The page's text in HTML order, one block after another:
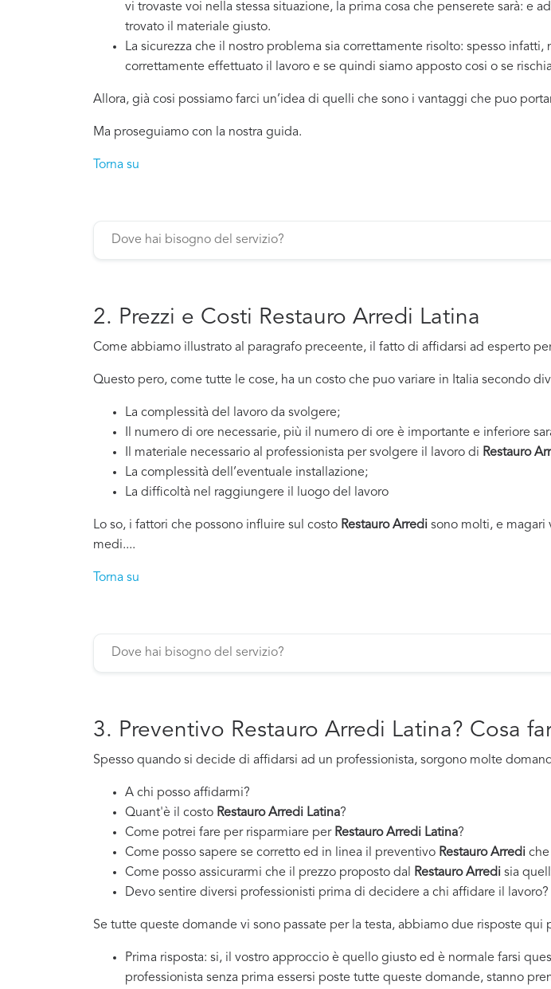
vi trovaste voi nella stessa situazione, la prima cosa che penserete sarà: e
trovato il materiale giusto.
La sicurezza che il nostro problema sia correttamente risolto: spesso
correttamente effettuato il lavoro e se quindi siamo apposto cosi o se
Allora, già cosi possiamo farci un’idea di quelli che sono i vantaggi che puo
Ma proseguiamo con la nostra guida.
Torna su
2. Prezzi e Costi Restauro Arredi Latina
Come abbiamo illustrato al paragrafo preceente, il fatto di affidarsi ad esperto
Questo pero, come tutte le cose, ha un costo che puo variare in Italia secondo
La complessità del lavoro da svolgere;
Il numero di ore necessarie, più il numero di ore è importante e inferiore
Il materiale necessario al professionista per svolgere il lavoro di Restauro
La complessità dell’eventuale installazione;
La difficoltà nel raggiungere il luogo del lavoro
Lo so, i fattori che possono influire sul costo Restauro Arredi sono molti, e magari
medi....
Torna su
3. Preventivo Restauro Arredi Latina? Cosa
Spesso quando si decide di affidarsi ad un professionista, sorgono molte
A chi posso affidarmi?
Quant'è il costo Restauro Arredi Latina?
Come potrei fare per risparmiare per Restauro Arredi Latina?
Come posso sapere se corretto ed in linea il preventivo Restauro Arredi
Come posso assicurarmi che il prezzo proposto dal Restauro Arredi sia
Devo sentire diversi professionisti prima di decidere a chi affidare il lavoro?
Se tutte queste domande vi sono passate per la testa, abbiamo due risposte qui
Prima risposta: si, il vostro approccio è quello giusto ed è normale farsi
professionista senza prima essersi poste tutte queste domande, stanno